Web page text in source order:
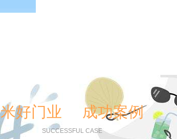
米好门业 成功案例
SUCCESSFUL CASE